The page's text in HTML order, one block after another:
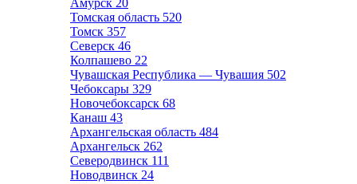
Амурск 20
Томская область 520
Томск 357
Северск 46
Колпашево 22
Чувашская Республика — Чувашия 502
Чебоксары 329
Новочебоксарск 68
Канаш 43
Архангельская область 484
Архангельск 262
Северодвинск 111
Новодвинск 24